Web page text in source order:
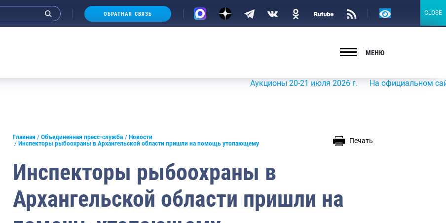
литература
ОБРАТНАЯ СВЯЗЬ
Версия
МЕНЮ
Аукционы 20-21 июля 2026 г. На официальном сайте
Главная Объединенная пресс-служба
Новости
Инспекторы рыбоохраны в Архангельской области пришли на помощь утопающему
Печать
Инспекторы рыбоохраны в
Архангельской области пришли на
CLOSE
CLOSE